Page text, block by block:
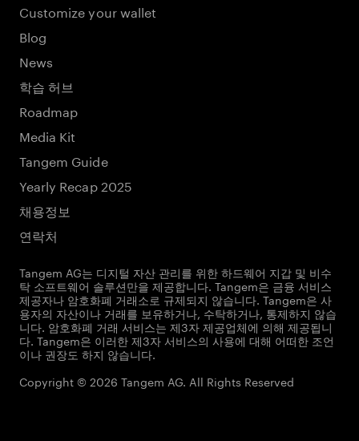
Customize your wallet
Blog
News
학습 허브
Roadmap
Media Kit
Tangem Guide
Yearly Recap 2025
채용정보
연락처
Tangem AG는 디지털 자산 관리를 위한 하드웨어 지갑 및 비수
탁 소프트웨어 솔루션만을 제공합니다. Tangem은 금융 서비스
제공자나 암호화폐 거래소로 규제되지 않습니다. Tangem은 사
용자의 자산이나 거래를 보유하거나, 수탁하거나, 통제하지 않습
니다. 암호화폐 거래 서비스는 제3자 제공업체에 의해 제공됩니
다. Tangem은 이러한 제3자 서비스의 사용에 대해 어떠한 조언
이나 권장도 하지 않습니다.